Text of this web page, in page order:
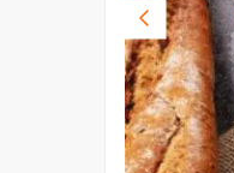
Vorige
foto